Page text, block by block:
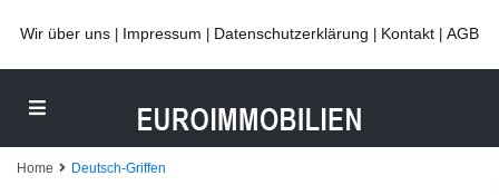
Wir über uns Impressum Datenschutzerklärung Kontakt AGB
Home Deutsch-Griffen